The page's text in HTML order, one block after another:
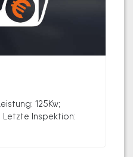
125Kw;
Letzte Inspektion: